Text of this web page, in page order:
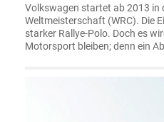
Volkswagen startet ab 2013 in
Weltmeisterschaft (WRC). Die
starker Rallye-Polo. Doch es
Motorsport bleiben; denn ein